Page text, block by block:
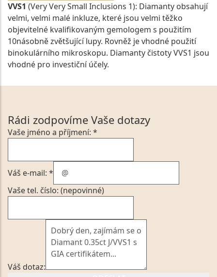
VVS1 (Very Very Small Inclusions 1): Diamanty obsahují
velmi, velmi malé inkluze, které jsou velmi těžko
objevitelné kvalifikovaným gemologem s použitím
10násobně zvětšující lupy. Rovněž je vhodné použití
binokulárního mikroskopu. Diamanty čistoty VVS1 jsou
vhodné pro investiční účely.
Rádi zodpovíme Vaše dotazy
Vaše jméno a příjmení: *
Váš e-mail: *
Vaše tel. číslo: (nepovinné)
Váš dotaz: